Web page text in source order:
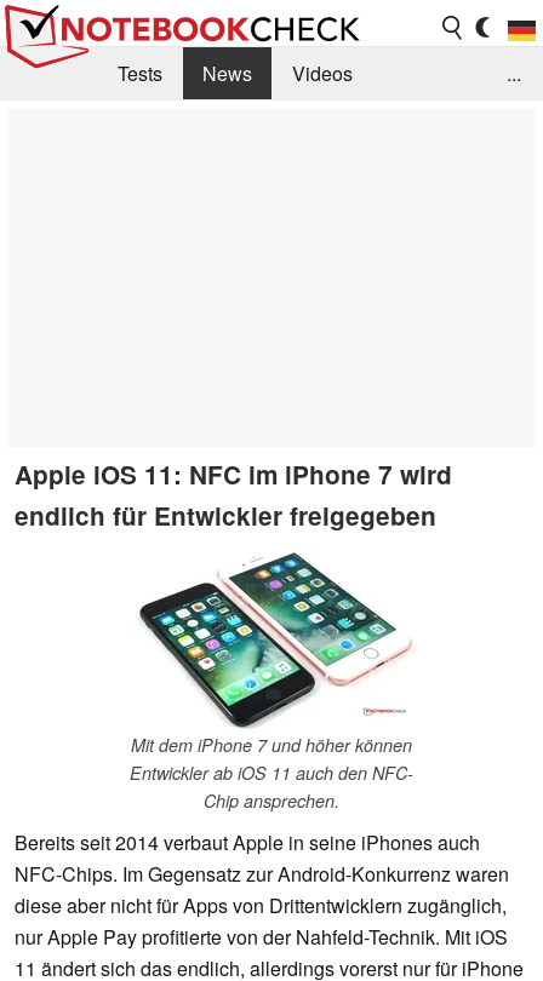
Tests News
Videos
...
Apple iOS 11: NFC im iPhone 7 wird
endlich für Entwickler freigegeben
Mit dem iPhone 7 und höher können
Entwickler ab iOS 11 auch den NFC-
Chip ansprechen.
Bereits seit 2014 verbaut Apple in seine iPhones auch
NFC-Chips. Im Gegensatz zur Android-Konkurrenz waren
diese aber nicht für Apps von Drittentwicklern zugänglich,
nur Apple Pay profitierte von der Nahfeld-Technik. Mit iOS
11 ändert sich das endlich, allerdings vorerst nur für iPhone